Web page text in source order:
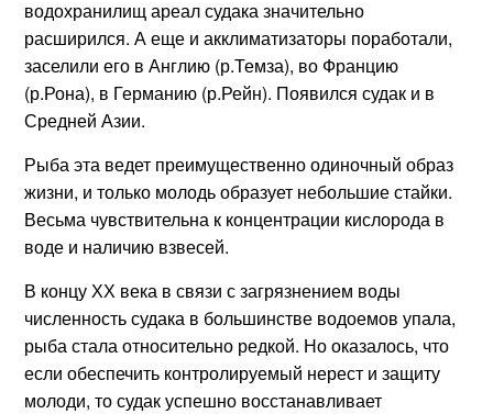
водохранилищ ареал судака значительно
расширился. А еще и акклиматизаторы поработали,
заселили его в Англию (р.Темза), во Францию
(р.Рона), в Германию (р.Рейн). Появился судак и в
Средней Азии.
Рыба эта ведет преимущественно одиночный образ
жизни, и только молодь образует небольшие стайки.
Весьма чувствительна к концентрации кислорода в
воде и наличию взвесей.
В концу ХХ века в связи с загрязнением воды
численность судака в большинстве водоемов упала,
рыба стала относительно редкой. Но оказалось, что
если обеспечить контролируемый нерест и защиту
молоди, то судак успешно восстанавливает